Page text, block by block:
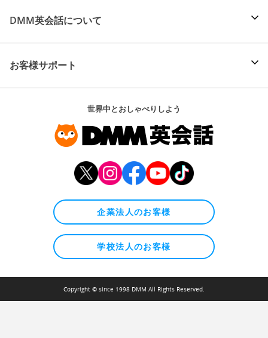
DMM英会話について
お客様サポート
世界中とおしゃべりしよう
企業法人のお客様
学校法人のお客様
Copyright © since 1998 DMM All Rights Reserved.